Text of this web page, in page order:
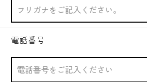
電話番号